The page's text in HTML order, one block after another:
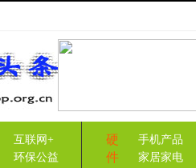
互联网+
环保公益
硬
件
手机产品
家居家电